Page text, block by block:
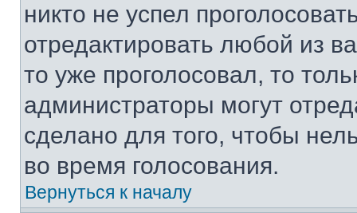
никто не успел
отредактировать любой из
то уже проголосовал, то
администраторы могут
сделано для того, чтобы
во время голосования.
Вернуться к началу